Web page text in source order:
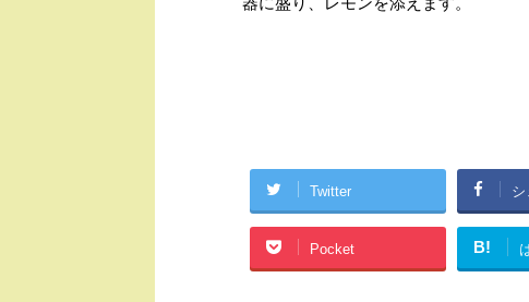
Twitter シ
Pocket B!